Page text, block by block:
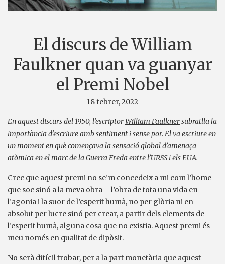
El discurs de William
Faulkner quan va guanyar
el Premi Nobel
18 febrer, 2022
En aquest discurs del 1950, l’escriptorWilliam Faulknersubratlla la
importància d’escriure amb sentiment i sense por. El va escriure en
un moment en què començava la sensació global d’amenaça
atòmica en el marc de la Guerra Freda entre l’URSS i els EUA.
Crec que aquest premi no se’m concedeix a mi com l’home
que soc sinó a la meva obra —l’obra de tota una vida en
l’agonia i la suor de l’esperit humà, no per glòria ni en
absolut per lucre sinó per crear, a partir dels elements de
l’esperit humà, alguna cosa que no existia. Aquest premi és
meu només en qualitat de dipòsit.
No serà difícil trobar, per a la part monetària que aquest